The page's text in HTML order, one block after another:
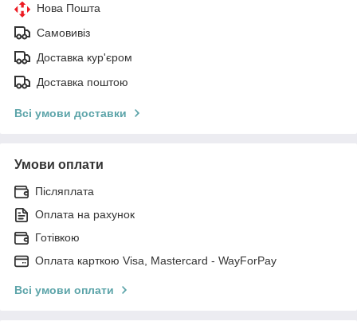
Нова Пошта
Самовивіз
Доставка кур'єром
Доставка поштою
Всі умови доставки
Умови оплати
Післяплата
Оплата на рахунок
Готівкою
Оплата карткою Visa, Mastercard - WayForPay
Всі умови оплати